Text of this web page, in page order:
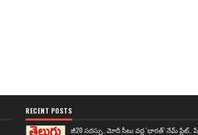
RECENT POSTS
జీ20 సదస్సు.. మోదీ సీటు వద్ద ‘భారత్’ నేమ్ ప్లేట్‌..